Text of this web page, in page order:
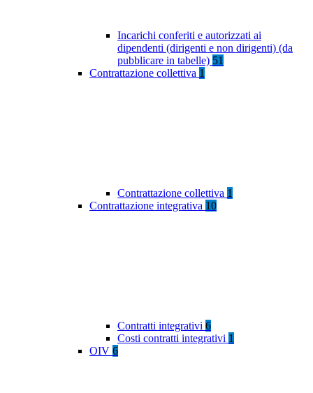
Incarichi conferiti e autorizzati ai
dipendenti (dirigenti e non dirigenti) (da
pubblicare in tabelle) 51
Contrattazione collettiva 1
Contrattazione collettiva 1
Contrattazione integrativa 10
Contratti integrativi 6
Costi contratti integrativi 1
OIV 6